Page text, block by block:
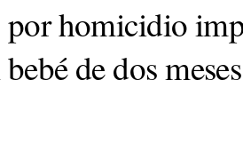
por homicidio
de dos